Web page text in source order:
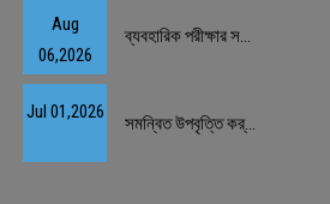
Aug
06,2026
ব্যবহারিক পরীক্ষার স...
Jul 01,2026
সমন্বিত উপবৃত্তি কর্...